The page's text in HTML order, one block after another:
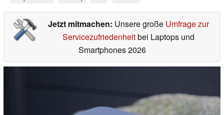
Jetzt mitmachen: Unsere große Umfrage zur
Servicezufriedenheitbei Laptops und
Smartphones 2026